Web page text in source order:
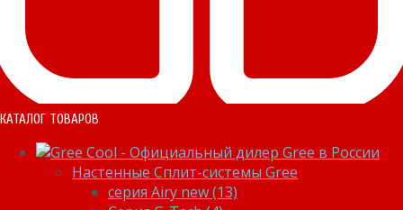
КАТАЛОГ ТОВАРОВ
Настенные Сплит-системы Gree
серия Airy new (13)